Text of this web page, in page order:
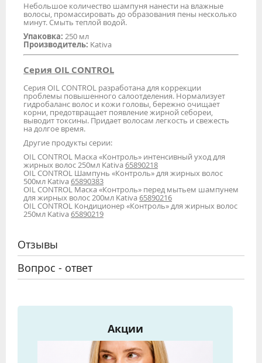
Небольшое количество шампуня нанести на влажные
волосы, промассировать до образования пены несколько
минут. Смыть теплой водой.
Упаковка: 250 мл
Производитель: Kativa
Серия OIL CONTROL
Серия OIL CONTROL разработана для коррекции
проблемы повышенного салоотделения. Нормализует
гидробаланс волос и кожи головы, бережно очищает
корни, предотвращает появление жирной себореи,
выводит токсины. Придает волосам легкость и свежесть
на долгое время.
Другие продукты серии:
OIL CONTROL Маска «Контроль» интенсивный уход для
жирных волос 250мл Kativa 65890218
OIL CONTROL Шампунь «Контроль» для жирных волос
500мл Kativa 65890383
OIL CONTROL Маска «Контроль» перед мытьем шампунем
для жирных волос 200мл Kativa 65890216
OIL CONTROL Кондиционер «Контроль» для жирных волос
250мл Kativa 65890219
Отзывы
Вопрос - ответ
Акции